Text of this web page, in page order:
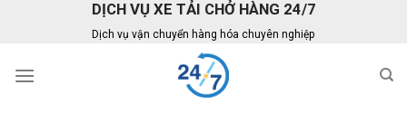
DỊCH VỤ XE TẢI CHỞ HÀNG 24/7
Dịch vụ vận chuyển hàng hóa chuyên nghiệp